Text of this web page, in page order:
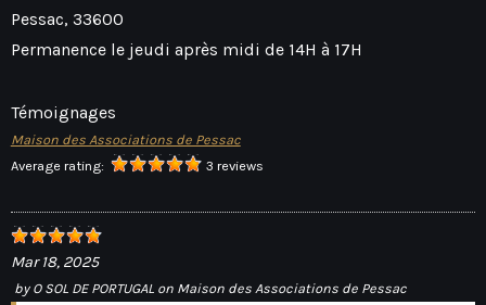
Pessac, 33600
Permanence le jeudi après midi de 14H à 17H
Témoignages
Maison des Associations de Pessac
Average rating:
3 reviews
Mar 18, 2025
by O SOL DE PORTUGALon Maison des Associations de Pessac